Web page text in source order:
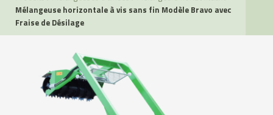
Mélangeuse horizontale à vis sans fin Modèle Bravo avec
Fraise de Désilage